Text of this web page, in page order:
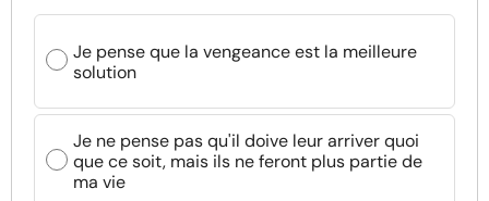
Je pense que la vengeance est la meilleure
solution
Je ne pense pas qu'il doive leur arriver quoi
que ce soit, mais ils ne feront plus partie de
ma vie